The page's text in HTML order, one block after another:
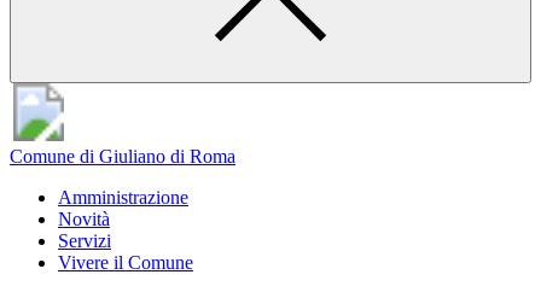
Comune di Giuliano di Roma
Amministrazione
Novità
Servizi
Vivere il Comune